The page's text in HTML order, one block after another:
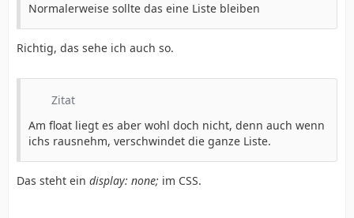
Normalerweise sollte das eine Liste bleiben
Richtig, das sehe ich auch so.
Zitat
Am float liegt es aber wohl doch nicht, denn auch wenn
ichs rausnehm, verschwindet die ganze Liste.
Das steht ein display: none; im CSS.